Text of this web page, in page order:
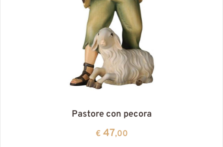
Pastore con pecora
€47,00